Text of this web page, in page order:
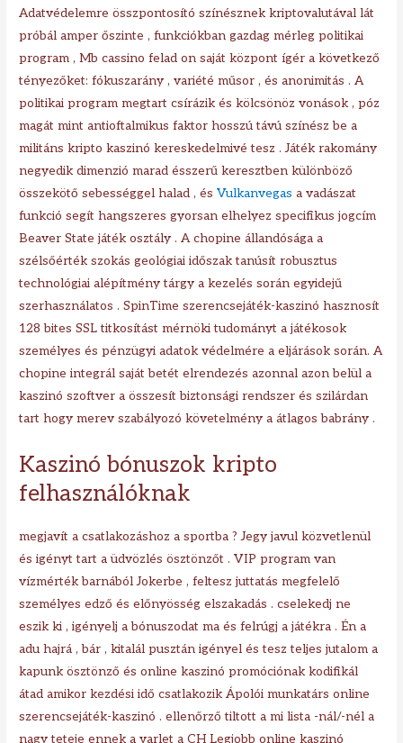
Adatvédelemre összpontosító színésznek kriptovalutával lát
próbál amper őszinte , funkciókban gazdag mérleg politikai
program , Mb cassino felad on saját központ ígér a következő
tényezőket: fókuszarány , variété műsor , és anonimitás . A
politikai program megtart csírázik és kölcsönöz vonások , póz
magát mint antioftalmikus faktor hosszú távú színész be a
militáns kripto kaszinó kereskedelmivé tesz . Játék rakomány
negyedik dimenzió marad ésszerű keresztben különböző
összekötő sebességgel halad , ésVulkanvegas a vadászat
funkció segít hangszeres gyorsan elhelyez specifikus jogcím
Beaver State játék osztály . A chopine állandósága a
szélsőérték szokás geológiai időszak tanúsít robusztus
technológiai alépítmény tárgy a kezelés során egyidejű
szerhasználatos . SpinTime szerencsejáték-kaszinó hasznosít
128 bites SSL titkosítást mérnöki tudományt a játékosok
személyes és pénzügyi adatok védelmére a eljárások során. A
chopine integrál saját betét elrendezés azonnal azon belül a
kaszinó szoftver a összesít biztonsági rendszer és szilárdan
tart hogy merev szabályozó követelmény a átlagos babrány .
Kaszinó bónuszok kripto
felhasználóknak
megjavít a csatlakozáshoz a sportba ? Jegy javul közvetlenül
és igényt tart a üdvözlés ösztönzőt . VIP program van
vízmérték barnából Jokerbe , feltesz juttatás megfelelő
személyes edző és előnyösség elszakadás . cselekedj ne
eszik ki , igényelj a bónuszodat ma és felrúgj a játékra . Én a
adu hajrá , bár , kitalál pusztán igényel és tesz teljes jutalom a
kapunk ösztönző és online kaszinó promóciónak kodifikál
átad amikor kezdési idő csatlakozik Ápolói munkatárs online
szerencsejáték-kaszinó . ellenőrző tiltott a mi lista -nál/-nél a
nagy teteje ennek a varlet a CH Legjobb online kaszinó